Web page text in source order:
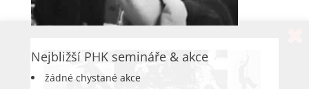
Nejbližší PHK semináře & akce
žádné chystané akce